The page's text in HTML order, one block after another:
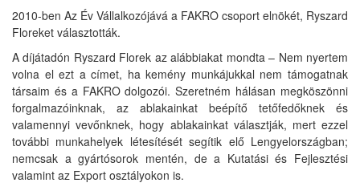
2010-ben Az Év Vállalkozójává a FAKRO csoport elnökét, Ryszard
Floreket választották.
A díjátadón Ryszard Florek az alábbiakat mondta – Nem nyertem
volna el ezt a címet, ha kemény munkájukkal nem támogatnak
társaim és a FAKRO dolgozói. Szeretném hálásan megköszönni
forgalmazóinknak, az ablakainkat beépítő tetőfedőknek és
valamennyi vevőnknek, hogy ablakainkat választják, mert ezzel
további munkahelyek létesítését segítik elő Lengyelországban;
nemcsak a gyártósorok mentén, de a Kutatási és Fejlesztési
valamint az Export osztályokon is.